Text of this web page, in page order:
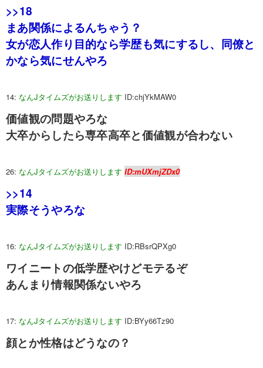
>>18
まあ関係によるんちゃう？
女が恋人作り目的なら学歴も気にするし、同僚と
かなら気にせんやろ
14: なんJタイムズがお送りします ID:chjYkMAW0
価値観の問題やろな
大卒からしたら専卒高卒と価値観が合わない
26: なんJタイムズがお送りします ID:mUXmjZDx0
>>14
実際そうやろな
16: なんJタイムズがお送りします ID:RBsrQPXg0
ワイニートの低学歴やけどモテるぞ
あんまり情報関係ないやろ
17: なんJタイムズがお送りします ID:BYy66Tz90
顔とか性格はどうなの？